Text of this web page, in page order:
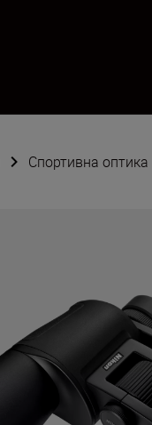
Спортивна оптика